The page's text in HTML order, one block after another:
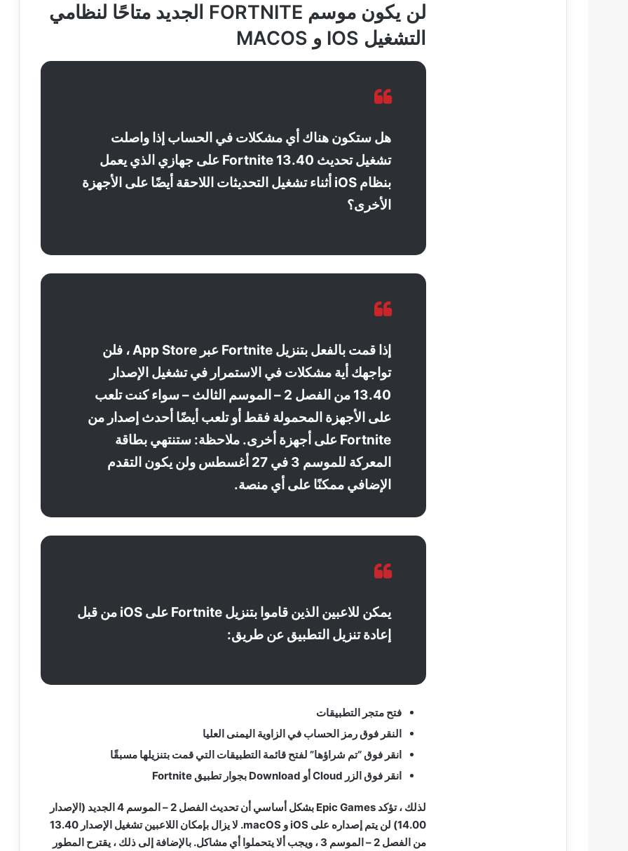
لن يكون موسم FORTNITE الجديد متاحًا لنظامي
التشغيل IOS و MACOS
هل ستكون هناك أي مشكلات في الحساب إذا واصلت
تشغيل تحديث Fortnite 13.40 على جهازي الذي يعمل
بنظام iOS أثناء تشغيل التحديثات اللاحقة أيضًا على الأجهزة
الأخرى؟
إذا قمت بالفعل بتنزيل Fortnite عبر App Store ، فلن
تواجهك أية مشكلات في الاستمرار في تشغيل الإصدار
13.40 من الفصل 2 – الموسم الثالث – سواء كنت تلعب
على الأجهزة المحمولة فقط أو تلعب أيضًا أحدث إصدار من
Fortnite على أجهزة أخرى. ملاحظة: ستنتهي بطاقة
المعركة للموسم 3 في 27 أغسطس ولن يكون التقدم
الإضافي ممكنًا على أي منصة.
يمكن للاعبين الذين قاموا بتنزيل Fortnite على iOS من قبل
إعادة تنزيل التطبيق عن طريق:
فتح متجر التطبيقات
النقر فوق رمز الحساب في الزاوية اليمنى العليا
انقر فوق “تم شراؤها” لفتح قائمة التطبيقات التي قمت بتنزيلها مسبقًا
انقر فوق الزر Cloud أو Download بجوار تطبيق Fortnite
لذلك ، تؤكد Epic Games بشكل أساسي أن تحديث الفصل 2 – الموسم 4 الجديد (الإصدار
14.00) لن يتم إصداره على iOS و macOS. لا يزال بإمكان اللاعبين تشغيل الإصدار 13.40
من الفصل 2 – الموسم 3 ، ويجب ألا يتحملوا أي مشاكل. بالإضافة إلى ذلك ، يقترح المطور